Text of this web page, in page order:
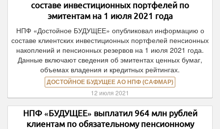
составе инвестиционных портфелей по
эмитентам на 1 июля 2021 года
НПФ «Достойное БУДУЩЕЕ» опубликовал информацию о
составе клиентских инвестиционных портфелей пенсионных
накоплений и пенсионных резервов на 1 июля 2021 года.
Данные включают сведения об эмитентах ценных бумаг,
объемах владения и кредитных рейтингах.
ДОСТОЙНОЕ БУДУЩЕЕ АО НПФ (САФМАР)
12 июля 2021
НПФ «БУДУЩЕЕ» выплатил 964 млн рублей
клиентам по обязательному пенсионному